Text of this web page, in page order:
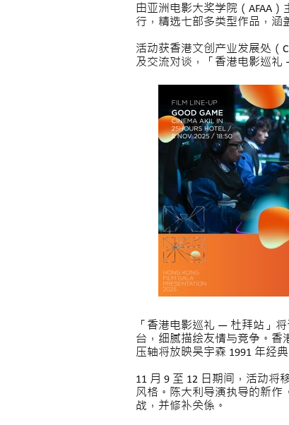
由亚洲电影大奖学院（AFAA
行，精选七部多类型作品，涵
活动获香港文创产业发展处（
及交流对谈，「香港电影巡礼
「香港电影巡礼 — 杜拜站」
台，细腻描绘友情与竞争。香
压轴将放映吴宇森 1991 年经
11 月 9 至 12 日期间，活动将
风格。陈大利导演执导的新作
战，并修补关係。